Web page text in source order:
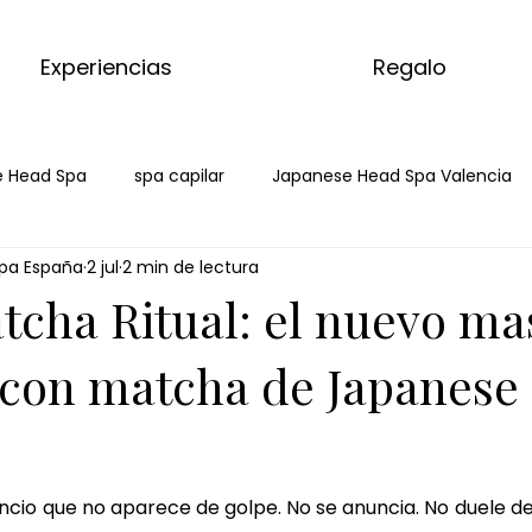
Experiencias Regalo
Head Spa spa capilar Japanese Head Spa Valencia
spa capilar Mahadahonda
massage kyoto matcha ritual
Ritual: el nuevo
matcha de
España 2 jul 2 min de lectura
que no aparece de golpe. No se anuncia. No duele